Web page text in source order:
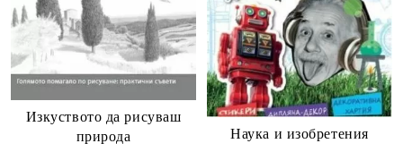
Изкуството да рисуваш
природа
Наука и изобретения